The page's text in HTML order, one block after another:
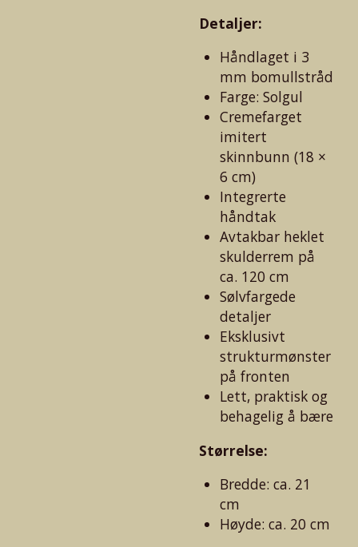
Detaljer:
Håndlaget i 3
mm bomullstråd
Farge: Solgul
Cremefarget
imitert
skinnbunn (18 ×
6 cm)
Integrerte
håndtak
Avtakbar heklet
skulderrem på
ca. 120 cm
Sølvfargede
detaljer
Eksklusivt
strukturmønster
på fronten
Lett, praktisk og
behagelig å bære
Størrelse:
Bredde: ca. 21
cm
Høyde: ca. 20 cm